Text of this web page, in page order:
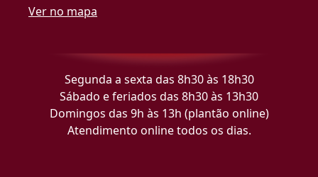
Ver no mapa
Segunda a sexta das 8h30 às 18h30
Sábado e feriados das 8h30 às 13h30
Domingos das 9h às 13h (plantão online)
Atendimento online todos os dias.